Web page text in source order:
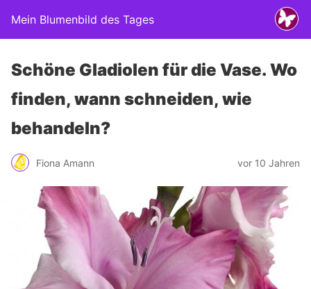
Mein Blumenbild des Tages
Schöne Gladiolen für die Vase. Wo
finden, wann schneiden, wie
behandeln?
Fiona Amann vor 10 Jahren